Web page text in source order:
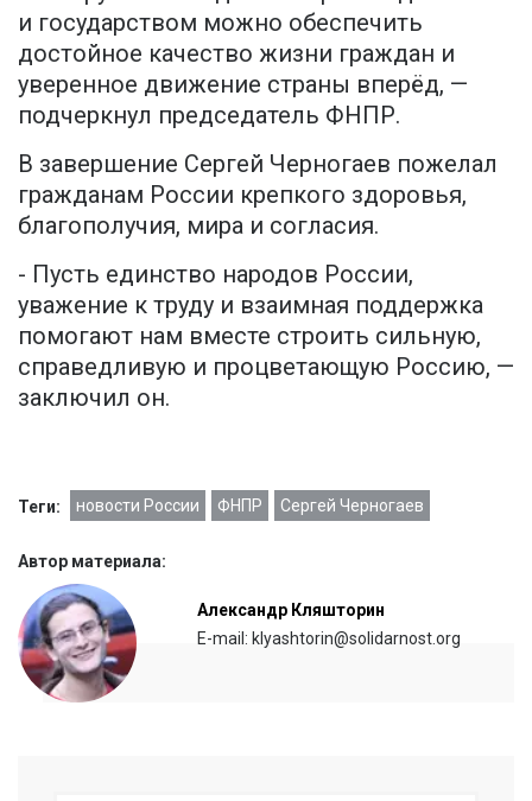
и государством можно обеспечить
достойное качество жизни граждан и
уверенное движение страны вперёд, —
подчеркнул председатель ФНПР.
В завершение Сергей Черногаев пожелал
гражданам России крепкого здоровья,
благополучия, мира и согласия.
- Пусть единство народов России,
уважение к труду и взаимная поддержка
помогают нам вместе строить сильную,
справедливую и процветающую Россию, —
заключил он.
Теги: новости России ФНПР Сергей Черногаев
Автор материала:
Александр Кляшторин
E-mail: klyashtorin@solidarnost.org